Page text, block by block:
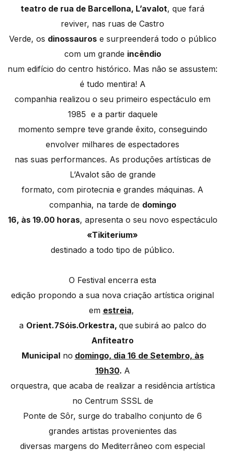
teatro de rua de Barcellona, L’avalot, que fará
reviver, nas ruas de Castro
Verde, os dinossaurose surpreenderá todo o público
com um grande incêndio
num edifício do centro histórico. Mas não se assustem:
é tudo mentira! A
companhia realizou o seu primeiro espectáculo em
1985 e a partir daquele
momento sempre teve grande êxito, conseguindo
envolver milhares de espectadores
nas suas performances. As produções artísticas de
L’Avalot são de grande
formato, com pirotecnia e grandes máquinas. A
companhia, na tarde de domingo
16, às 19.00 horas, apresenta o seu novo espectáculo
«Tikiterium»
destinado a todo tipo de público.
O Festival encerra esta
edição propondo a sua nova criação artística original
em estreia,
a Orient.7Sóis.Orkestra, que subirá ao palco do
Anfiteatro
Municipalno domingo, dia 16 de Setembro, às
19h30. A
orquestra, que acaba de realizar a residência artística
no Centrum SSSL de
Ponte de Sôr, surge do trabalho conjunto de 6
grandes artistas provenientes das
diversas margens do Mediterrâneo com especial